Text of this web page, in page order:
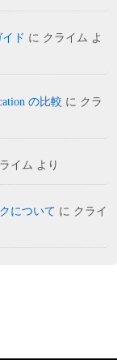
ド に クライム よ
の比較 に クラ
イム より
について に クライ